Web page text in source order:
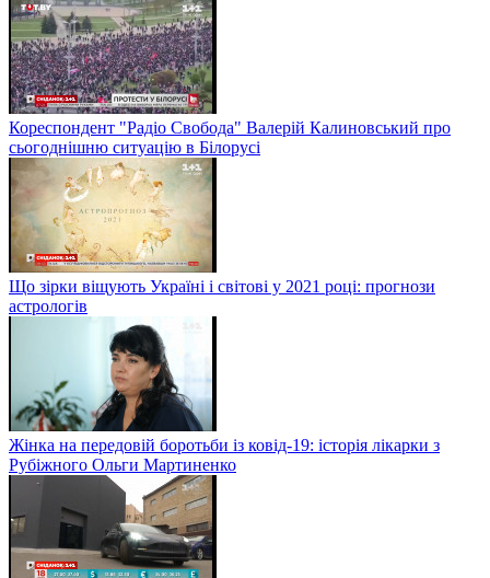
Кореспондент "Радіо Свобода" Валерій Калиновський про
сьогоднішню ситуацію в Білорусі
Що зірки віщують Україні і світові у 2021 році: прогнози
астрологів
Жінка на передовій боротьби із ковід-19: історія лікарки з
Рубіжного Ольги Мартиненко